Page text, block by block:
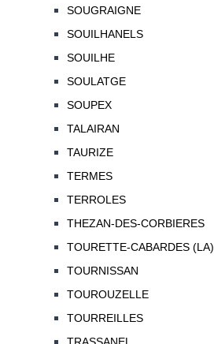
SOUGRAIGNE
SOUILHANELS
SOUILHE
SOULATGE
SOUPEX
TALAIRAN
TAURIZE
TERMES
TERROLES
THEZAN-DES-CORBIERES
TOURETTE-CABARDES (LA)
TOURNISSAN
TOUROUZELLE
TOURREILLES